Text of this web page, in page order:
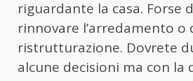
riguardante la casa. Forse
rinnovare l’arredamento o
ristrutturazione. Dovrete
alcune decisioni ma con la